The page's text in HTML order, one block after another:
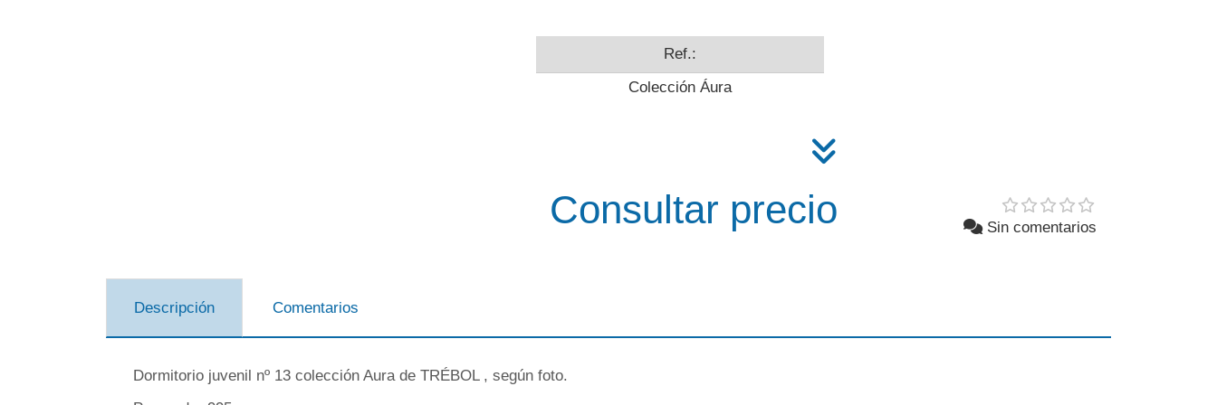
Ref.:
Colección Áura
Consultar precio Sin comentarios
Descripción Comentarios
Dormitorio juvenil nº 13 colección Aura de TRÉBOL , según foto.